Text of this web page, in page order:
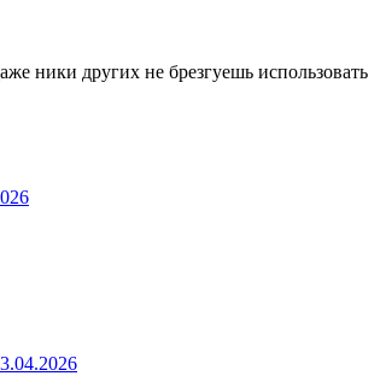
ники других не брезгуешь использовать